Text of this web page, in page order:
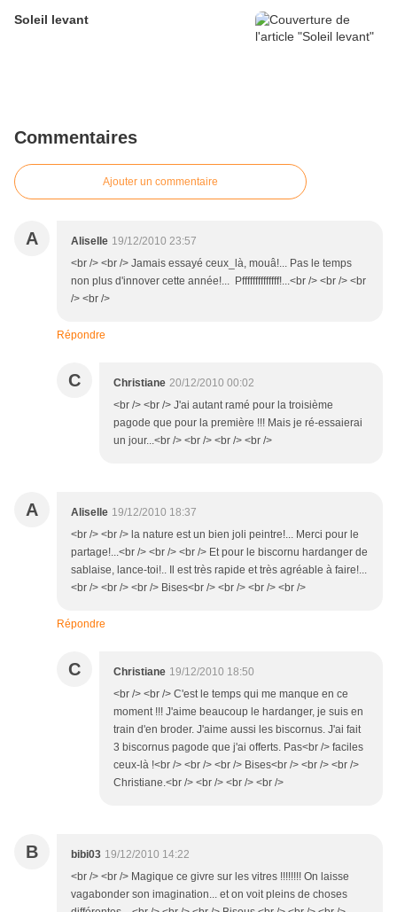
Soleil levant
Commentaires
Ajouter un commentaire
A Aliselle 19/12/2010 23:57
<br /> <br /> Jamais essayé ceux_là, mouâ!... Pas le temps
non plus d'innover cette année!... Pffffffffffffff!...<br /> <br /> <br
/> <br />
Répondre
C Christiane 20/12/2010 00:02
<br /> <br /> J'ai autant ramé pour la troisième
pagode que pour la première !!! Mais je ré-essaierai
un jour...<br /> <br /> <br /> <br />
A Aliselle 19/12/2010 18:37
<br /> <br /> la nature est un bien joli peintre!... Merci pour le
partage!...<br /> <br /> <br /> Et pour le biscornu hardanger de
sablaise, lance-toi!.. Il est très rapide et très agréable à faire!...
<br /> <br /> <br /> Bises<br /> <br /> <br /> <br />
Répondre
C Christiane 19/12/2010 18:50
<br /> <br /> C'est le temps qui me manque en ce
moment !!! J'aime beaucoup le hardanger, je suis en
train d'en broder. J'aime aussi les biscornus. J'ai fait
3 biscornus pagode que j'ai offerts. Pas<br /> faciles
ceux-là !<br /> <br /> <br /> Bises<br /> <br /> <br />
Christiane.<br /> <br /> <br /> <br />
B bibi03 19/12/2010 14:22
<br /> <br /> Magique ce givre sur les vitres !!!!!!!! On laisse
vagabonder son imagination... et on voit pleins de choses